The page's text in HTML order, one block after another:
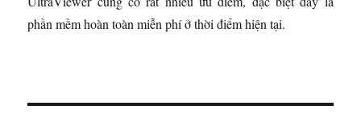
phần mềm hoàn toàn miễn phí ở thời điểm hiện tại.